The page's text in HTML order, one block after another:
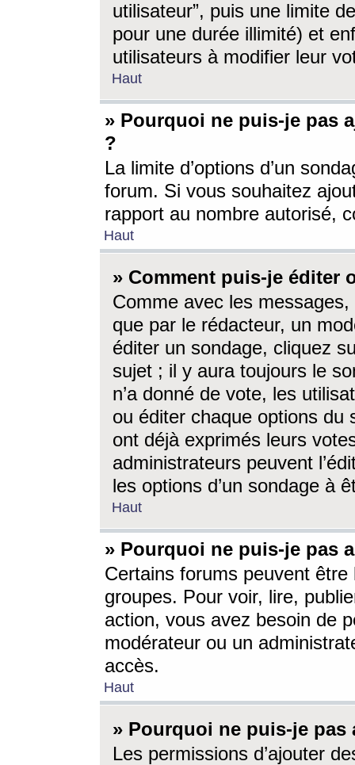
utilisateur”, puis une limite
pour une durée illimité) et
utilisateurs à modifier leur
Haut
» Pourquoi ne puis-je pas
?
La limite d’options d’un
forum. Si vous souhaitez
rapport au nombre autorisé,
Haut
» Comment puis-je éditer
Comme avec les
que par le rédacteur, un
éditer un sondage, cliquez
sujet ; il y aura toujours le
n’a donné de vote, les
ou éditer chaque options du
ont déjà exprimés leurs
administrateurs peuvent
les options d’un sondage à
Haut
» Pourquoi ne puis-je pas
Certains forums peuvent être
groupes. Pour voir, lire,
action, vous avez besoin de
modérateur ou un
accès.
Haut
» Pourquoi ne puis-je
Les permissions d’ajouter